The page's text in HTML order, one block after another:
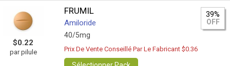
$0.22
par pilule
FRUMIL
Amiloride
40/5mg
39%
OFF
Prix De Vente Conseillé Par Le Fabricant $0.36